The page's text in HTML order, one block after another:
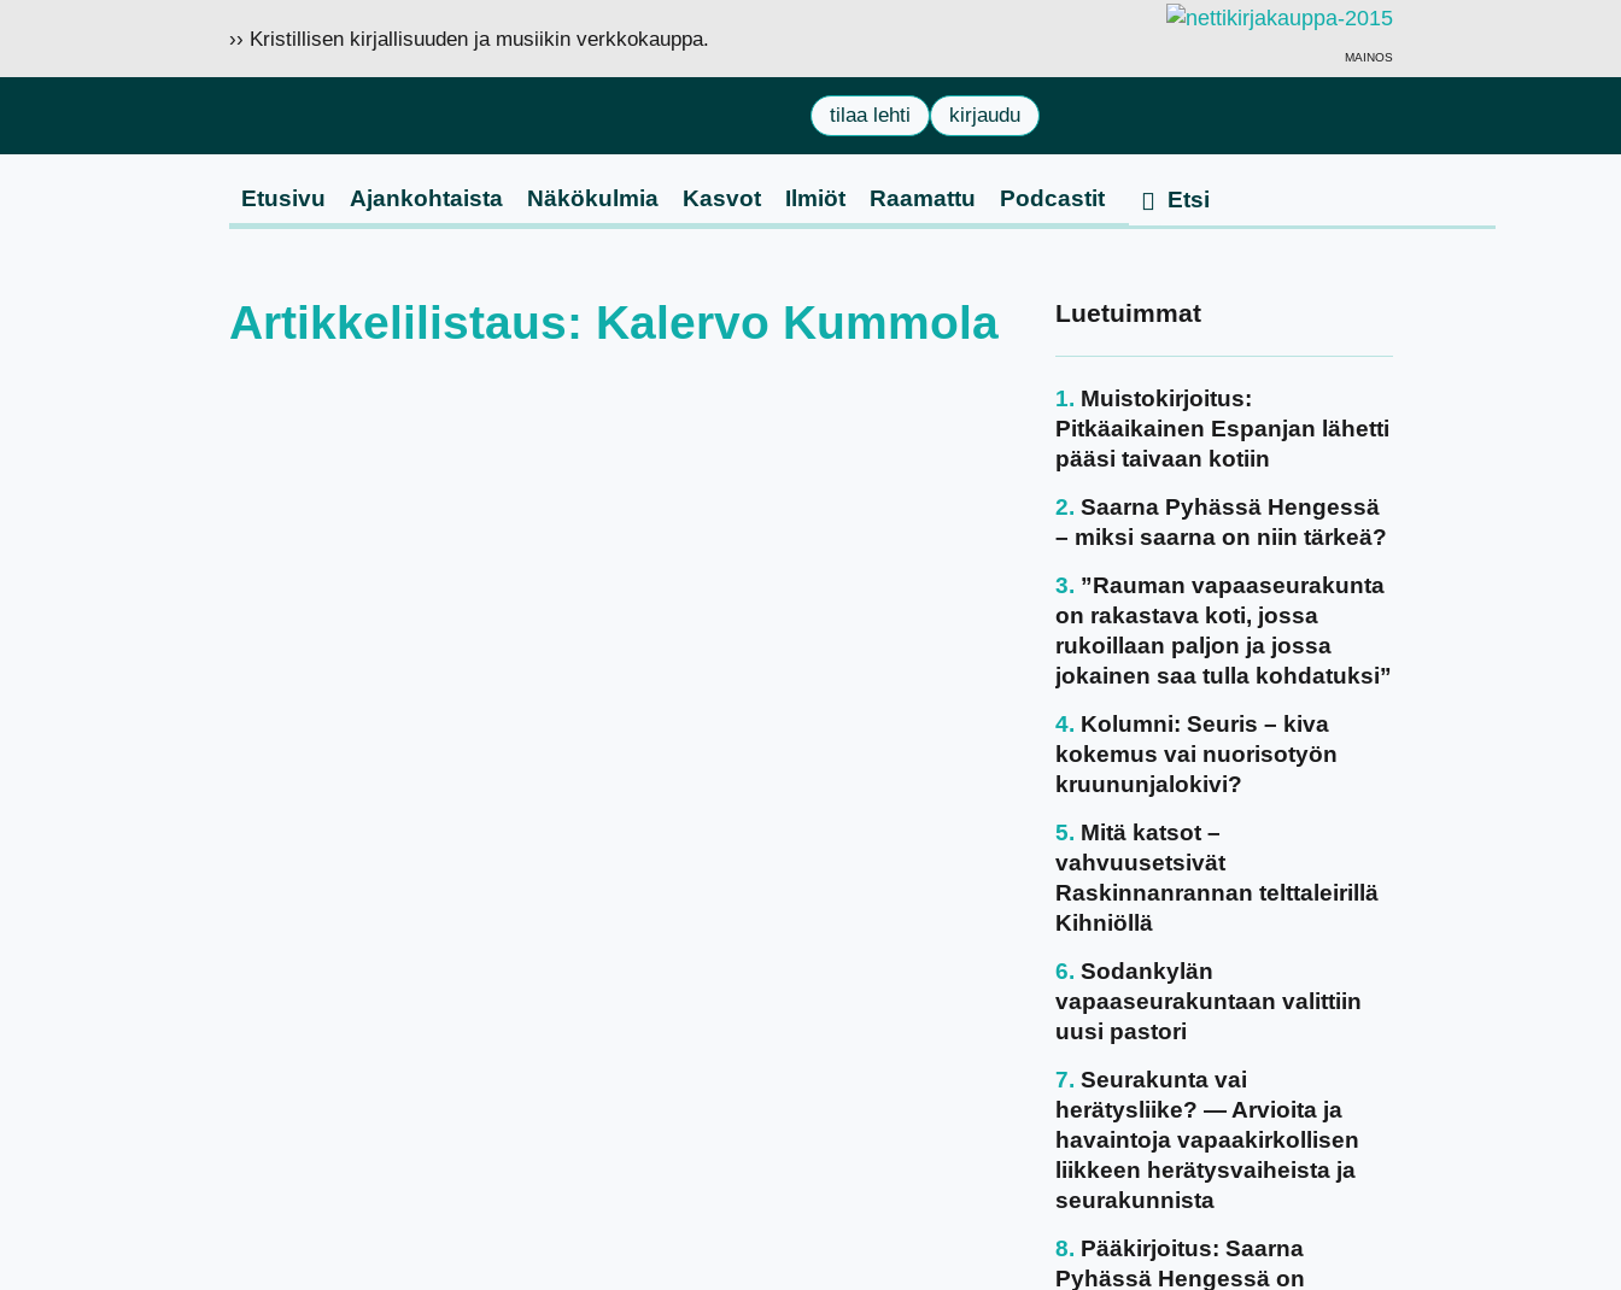
›› Kristillisen kirjallisuuden ja musiikin verkkokauppa.
MAINOS
tilaa lehti kirjaudu
Etusivu Ajankohtaista Näkökulmia Kasvot Ilmiöt Raamattu Podcastit
Artikkelilistaus: Kalervo Kummola Luetuimmat
Muistokirjoitus:
Pitkäaikainen Espanjan lähetti
pääsi taivaan kotiin
Saarna Pyhässä Hengessä
– miksi saarna on niin tärkeä?
”Rauman vapaaseurakunta
on rakastava koti, jossa
rukoillaan paljon ja jossa
jokainen saa tulla kohdatuksi”
Kolumni: Seuris – kiva
kokemus vai nuorisotyön
kruununjalokivi?
Mitä katsot –
vahvuusetsivät
Raskinnanrannan telttaleirillä
Kihniöllä
Sodankylän
vapaaseurakuntaan valittiin
uusi pastori
Seurakunta vai
herätysliike? — Arvioita ja
havaintoja vapaakirkollisen
liikkeen herätysvaiheista ja
seurakunnista
Pääkirjoitus: Saarna
Pyhässä Hengessä on